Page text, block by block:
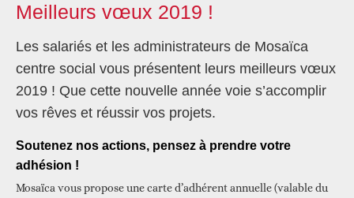
Meilleurs vœux 2019 !
Les salariés et les administrateurs de Mosaïca
centre social vous présentent leurs meilleurs vœux
2019 ! Que cette nouvelle année voie s’accomplir
vos rêves et réussir vos projets.
Soutenez nos actions, pensez à prendre votre
adhésion !
Mosaïca vous propose une carte d’adhérent annuelle (valable du